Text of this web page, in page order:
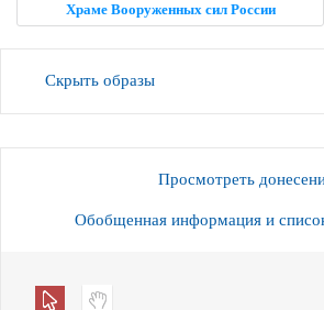
Храме Вооруженных сил России
Скрыть образы
Просмотреть
Обобщенная информация и